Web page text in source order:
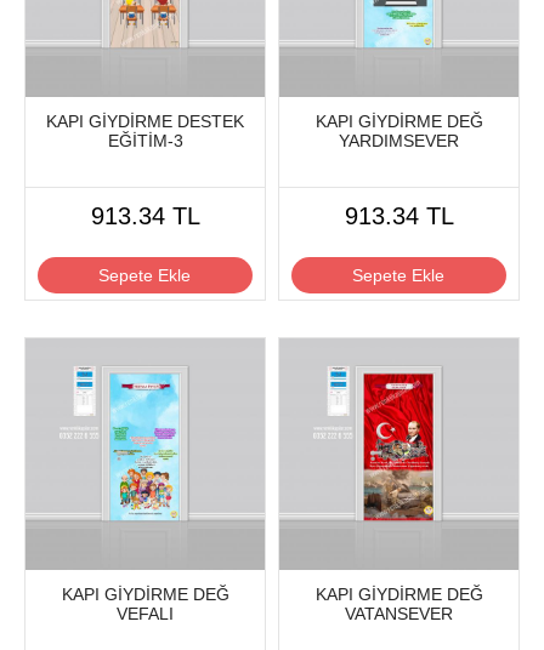
KAPI GİYDİRME DESTEK
EĞİTİM-3
913.34 TL
Sepete Ekle
KAPI GİYDİRME DEĞ
YARDIMSEVER
913.34 TL
Sepete Ekle
KAPI GİYDİRME DEĞ
VEFALI
KAPI GİYDİRME DEĞ
VATANSEVER